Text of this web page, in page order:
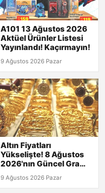
A101 13 Ağustos 2026
Aktüel Ürünler Listesi
Yayınlandı! Kaçırmayın!
9 Ağustos 2026 Pazar
Altın Fiyatları
Yükselişte! 8 Ağustos
2026'nın Güncel Gram,
Çeyrek ve Cumhuriyet
Alış-Satış Rakamları
9 Ağustos 2026 Pazar